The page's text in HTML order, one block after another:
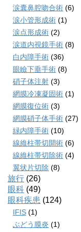
涙囊鼻腔吻合術 (6)
涙小管形成術 (1)
涙点形成術 (2)
涙道内視鏡手術 (8)
白内障手術 (36)
眼瞼下垂手術 (8)
硝子体注射 (3)
網膜冷凍凝固術 (1)
網膜復位術 (3)
網膜硝子体手術 (27)
緑内障手術 (10)
線維柱帯切開術 (6)
線維柱帯切除術 (4)
翼状片切除 (8)
旅行 (26)
眼科 (49)
眼科疾患 (124)
IFIS (1)
ぶどう膜炎 (1)